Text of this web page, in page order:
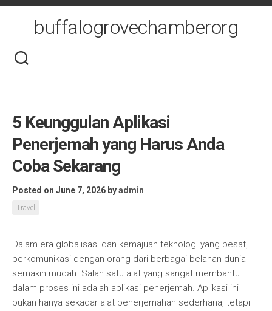
Skip
buffalogrovechamberorg
5 Keunggulan Aplikasi
Penerjemah yang Harus Anda
Coba Sekarang
Posted on June 7, 2026 byadmin
Travel
Dalam era globalisasi dan kemajuan teknologi yang pesat,
berkomunikasi dengan orang dari berbagai belahan dunia
semakin mudah. Salah satu alat yang sangat membantu
dalam proses ini adalah aplikasi penerjemah. Aplikasi ini
bukan hanya sekadar alat penerjemahan sederhana, tetapi